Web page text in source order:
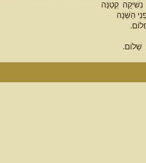
נְשִׁיקָה קְטַנָּה
הַשֵּׁנָה
שָׁלוֹם.